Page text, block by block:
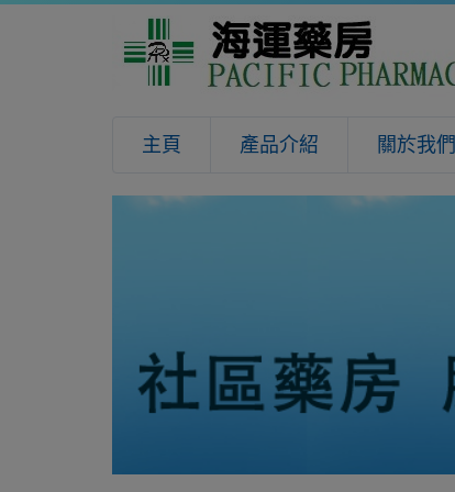
主頁 產品介紹 關於我們